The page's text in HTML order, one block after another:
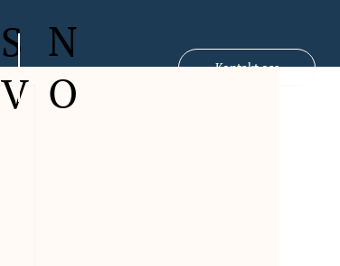
Kontakt oss
S
V
N
O